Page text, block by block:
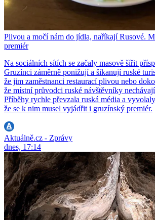
Plivou a močí nám do jídla, naříkají Rusové.
premiér
Na sociálních sítích se začaly masově šířit
Gruzínci záměrně ponižují a šikanují ruské
že jim zaměstnanci restaurací plivou nebo
že místní průvodci ruské návštěvníky
Příběhy rychle převzala ruská média a
že se k nim musel vyjádřit i gruzínský premiér.
Aktuálně.cz - Zprávy
dnes, 17:14